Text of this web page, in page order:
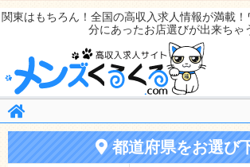
関東はもちろん！全国の高収入求人情報が満載
分にあったお店選びが出来ちゃ
都道府県をお選び